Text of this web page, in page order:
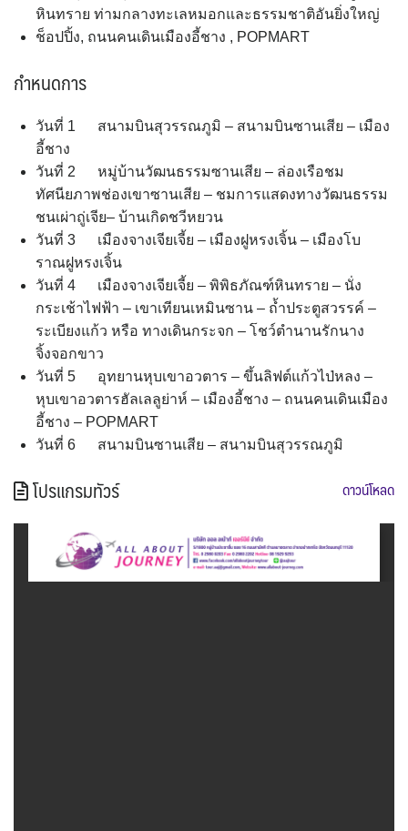
หินทราย ท่ามกลางทะเลหมอกและธรรมชาติอันยิ่งใหญ่
ช็อปปิ้ง, ถนนคนเดินเมืองอี้ชาง , POPMART
กำหนดการ
วันที่ 1 สนามบินสุวรรณภูมิ – สนามบินซานเสีย – เมือง
อี้ชาง
วันที่ 2 หมู่บ้านวัฒนธรรมซานเสีย – ล่องเรือชม
ทัศนียภาพช่องเขาซานเสีย – ชมการแสดงทางวัฒนธรรม
ชนเผ่าถู่เจีย– บ้านเกิดชวีหยวน
วันที่ 3 เมืองจางเจียเจี้ย – เมืองฝูหรงเจิ้น – เมืองโบ
ราณฝูหรงเจิ้น
วันที่ 4 เมืองจางเจียเจี้ย – พิพิธภัณฑ์หินทราย – นั่ง
กระเช้าไฟฟ้า – เขาเทียนเหมินซาน – ถ้ำประตูสวรรค์ –
ระเบียงแก้ว หรือ ทางเดินกระจก – โชว์ตำนานรักนาง
จิ้งจอกขาว
วันที่ 5 อุทยานหุบเขาอวตาร – ขึ้นลิฟต์แก้วไป่หลง –
หุบเขาอวตารฮัลเลลูย่าห์ – เมืองอี้ชาง – ถนนคนเดินเมือง
อี้ชาง – POPMART
วันที่ 6 สนามบินซานเสีย – สนามบินสุวรรณภูมิ
โปรแกรมทัวร์ ดาวน์โหลด